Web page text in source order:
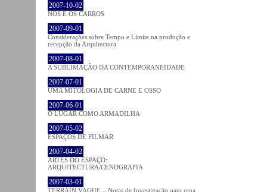
2007-10-02
NÓS E OS CARROS
2007-09-01
Considerações sobre Tempo e Limite na produção e
recepção da Arquitectura
2007-08-01
A SUBLIMAÇÃO DA CONTEMPORANEIDADE
2007-07-01
UMA MITOLOGIA DE CARNE E OSSO
2007-06-01
O LUGAR COMO ARMADILHA
2007-05-02
ESPAÇOS DE FILMAR
2007-04-02
ARTES DO ESPAÇO:
ARQUITECTURA/CENOGRAFIA
2007-03-01
TERRAIN VAGUE – Notas de Investigação para uma